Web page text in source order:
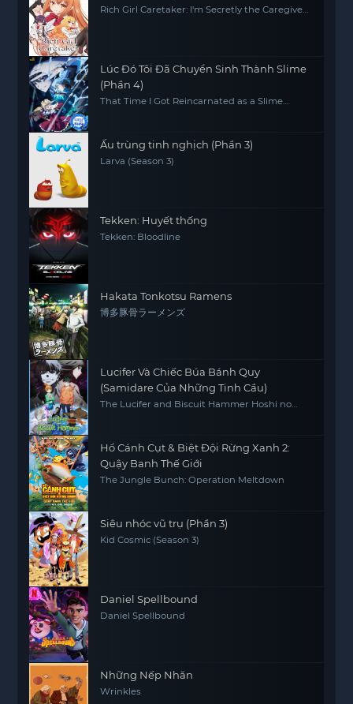
Rich Girl Caretaker: I'm Secretly the Caregiver
Lúc Đó Tôi Đã Chuyển Sinh Thành Slime
(Phần 4)
That Time I Got Reincarnated as a Slime
Ấu trùng tinh nghịch (Phần 3)
Larva (Season 3)
Tekken: Huyết thống
Tekken: Bloodline
Hakata Tonkotsu Ramens
博多豚骨ラーメンズ
Lucifer Và Chiếc Búa Bánh Quy
(Samidare Của Những Tinh Cầu)
The Lucifer and Biscuit Hammer Hoshi no
Hổ Cánh Cụt & Biệt Đội Rừng Xanh 2:
Quậy Banh Thế Giới
The Jungle Bunch: Operation Meltdown
Siêu nhóc vũ trụ (Phần 3)
Kid Cosmic (Season 3)
Daniel Spellbound
Daniel Spellbound
Những Nếp Nhăn
Wrinkles